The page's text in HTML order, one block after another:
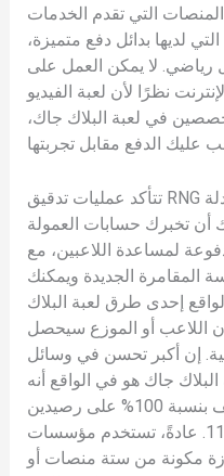
التي تقدم الخدمات
لديها بدائل دفع متميزة،
رياضي. لا يمكن العمل على
نظرًا لأن لعبة الفيديو
في لعبة البلاك جاك،
تتأكد عمليات تدقيق RNG من أن اللعبة عبر الإنترنت عادلة
أن تخبرك حسابات العمولة
لمساعدة اللاعبين، مع
الجديدة ويمكنك
إحدى طرق لعبة البلاك
اللاعب أو الموزع سيحصل
إن أكبر تحسن في وسائل
جاك هو في الواقع أنه
يمكنك الحصول على خصم مضاعف بنسبة 100% على رصيدين
بقيمة تسعة و10 ويمكنك 11. عادةً، تستخدم مؤسسات
مكونة من ستة منصات أو